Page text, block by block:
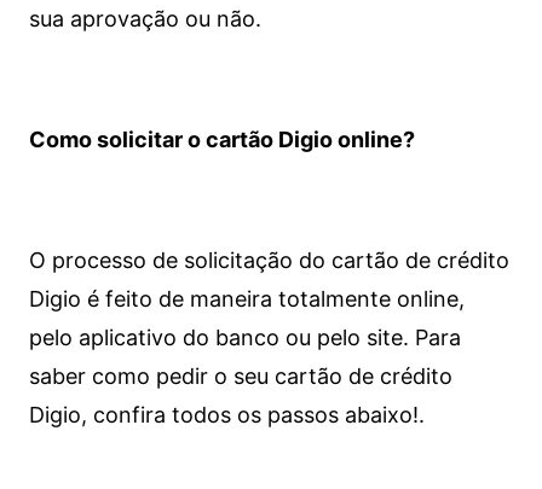
sua aprovação ou não.
Como solicitar o cartão Digio online?
O processo de solicitação do cartão de crédito
Digio é feito de maneira totalmente online,
pelo aplicativo do banco ou pelo site. Para
saber como pedir o seu cartão de crédito
Digio, confira todos os passos abaixo!.